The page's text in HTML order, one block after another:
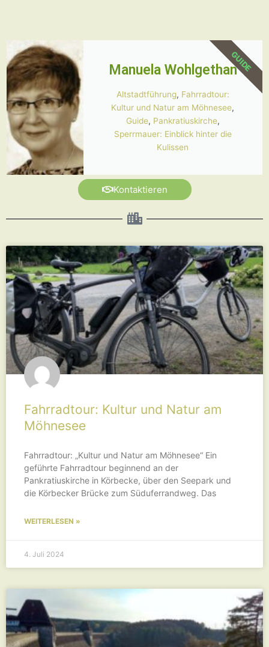
Manuela Wohlgethan
Altstadtführung, Fahrradtour:
Kultur und Natur am Möhnesee,
Guide, Pankratiuskirche,
Sperrmauer: Einblick hinter die
Kulissen
GUIDE
Kontaktieren
Fahrradtour: Kultur und Natur am
Möhnesee
Fahrradtour: „Kultur und Natur am Möhnesee“ Ein
geführte Fahrradtour beginnend an der
Pankratiuskirche in Körbecke, über den Seepark und
die Körbecker Brücke zum Süduferrandweg. Das
WEITERLESEN »
4. Juli 2024